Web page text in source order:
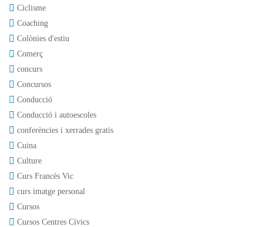
Ciclisme
Coaching
Colònies d'estiu
Comerç
concurs
Concursos
Conducció
Conducció i autoescoles
conferències i xerrades gratis
Cuina
Culture
Curs Francès Vic
curs imatge personal
Cursos
Cursos Centres Cívics